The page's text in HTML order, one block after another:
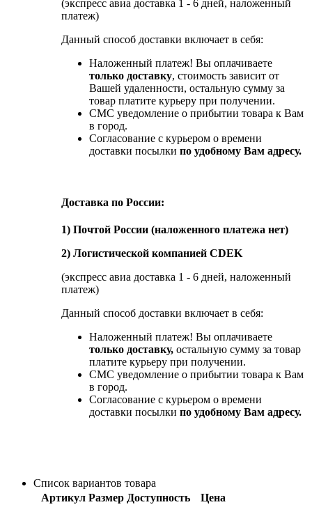
(экспресс авиа доставка 1 - 6 дней, наложенный
платеж)
Данный способ доставки включает в себя:
Наложенный платеж! Вы оплачиваете
только доставку, стоимость зависит от
Вашей удаленности, остальную сумму за
товар платите курьеру при получении.
СМС уведомление о прибытии товара к Вам
в город.
Согласование с курьером о времени
доставки посылки по удобному Вам адресу.
Доставка по России:
1) Почтой России (наложенного платежа нет)
2) Логистической компанией CDEK
(экспресс авиа доставка 1 - 6 дней, наложенный
платеж)
Данный способ доставки включает в себя:
Наложенный платеж! Вы оплачиваете
только доставку, остальную сумму за товар
платите курьеру при получении.
СМС уведомление о прибытии товара к Вам
в город.
Согласование с курьером о времени
доставки посылки по удобному Вам адресу.
Список вариантов товара
Артикул Размер Доступность
Цена